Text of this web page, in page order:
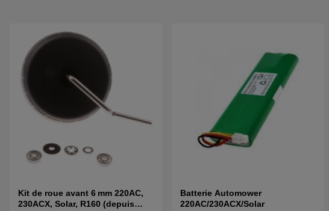
Kit de roue avant 6 mm 220AC,
230ACX, Solar, R160 (depuis
Batterie Automower
220AC/230ACX/Solar